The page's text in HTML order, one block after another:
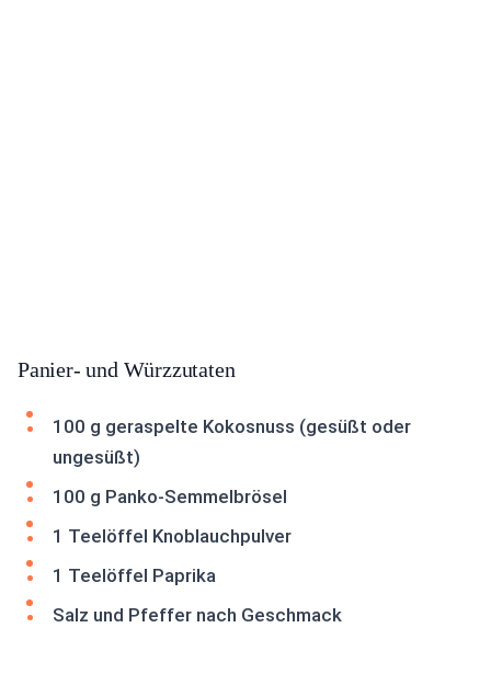
Panier- und Würzzutaten
100 g geraspelte Kokosnuss (gesüßt oder
ungesüßt)
100 g Panko-Semmelbrösel
1 Teelöffel Knoblauchpulver
1 Teelöffel Paprika
Salz und Pfeffer nach Geschmack